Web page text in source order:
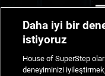
Daha iyi bir
istiyoruz
House of SuperStep
deneyiminizi